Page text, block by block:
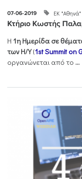
07-06-2019 ΕΚ "Αθηνά"
Κτήριο Κωστής
Η 1η Ημερίδα σε
των Η/Υ(1st Summit on
οργανώνεται από το ...